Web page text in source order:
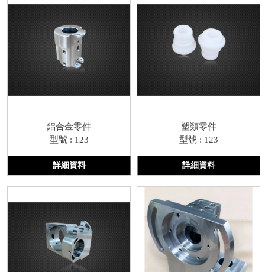
鋁合金零件
型號 : 123
詳細資料
塑類零件
型號 : 123
詳細資料